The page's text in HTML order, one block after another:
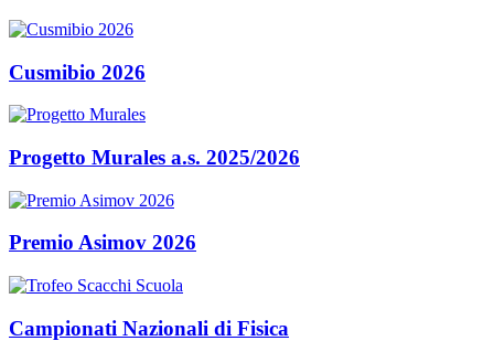
Cusmibio 2026
Progetto Murales a.s. 2025/2026
Premio Asimov 2026
Campionati Nazionali di Fisica